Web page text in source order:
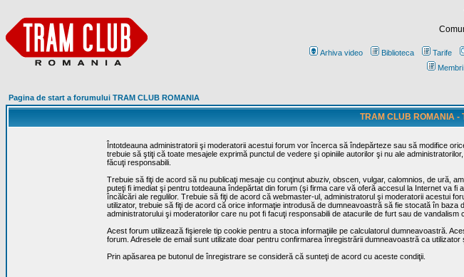
Arhiva video Biblioteca Tarife
Membri
Pagina de start a forumului TRAM CLUB ROMANIA
TRAM CLUB ROMANIA
Întotdeauna administratorii şi moderatorii acestui forum vor încerca să îndepărteze sau să modifice
trebuie să ştiţi că toate mesajele exprimă punctul de vedere şi opiniile autorilor şi nu ale
făcuţi responsabili.
Trebuie să fiţi de acord să nu publicaţi mesaje cu conţinut abuziv, obscen, vulgar, calomnios, de ură,
puteţi fi imediat şi pentru totdeauna îndepărtat din forum (şi firma care vă oferă accesul la Internet va
încălcări ale regulilor. Trebuie să fiţi de acord că webmaster-ul, administratorul şi moderatorii acestui
utilizator, trebuie să fiţi de acord că orice informaţie introdusă de dumneavoastră să fie stocată în
administratorului şi moderatorilor care nu pot fi facuţi responsabili de atacurile de furt sau de vandalism
Acest forum utilizează fişierele tip cookie pentru a stoca informaţiile pe calculatorul dumneavoastră.
forum. Adresele de email sunt utilizate doar pentru confirmarea înregistrării dumneavoastră ca
Prin apăsarea pe butonul de înregistrare se consideră că sunteţi de acord cu aceste condiţii.